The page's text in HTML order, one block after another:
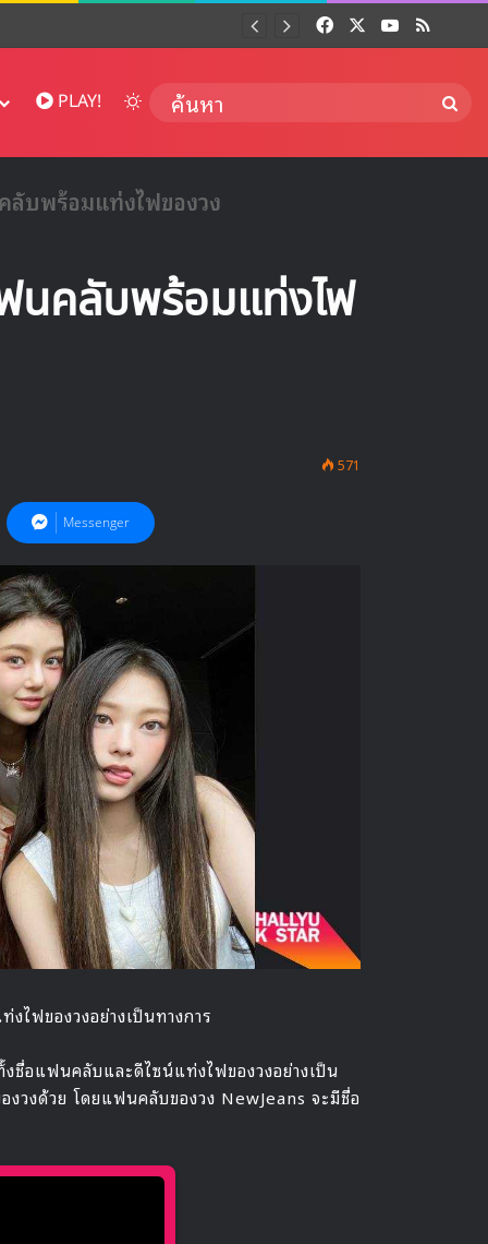
FacebookYouTube
RSS
PLAY! Switch skin
ลับพร้อมแท่งไฟของวง
นคลับพร้อมแท่งไฟ
571
Messenger
ไฟของวงอย่างเป็นทางการ
ชื่อแฟนคลับและดีไซน์แท่งไฟของวงอย่างเป็น
วงด้วย โดยแฟนคลับของวง NewJeans จะมีชื่อ